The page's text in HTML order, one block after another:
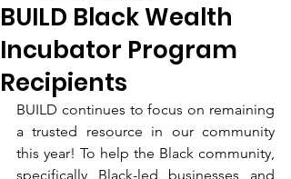
BUILD Black Wealth
Incubator Program
Recipients
BUILD continues to focus on remaining
a trusted resource in our community
this year! To help the Black community,
specifically Black-led businesses and